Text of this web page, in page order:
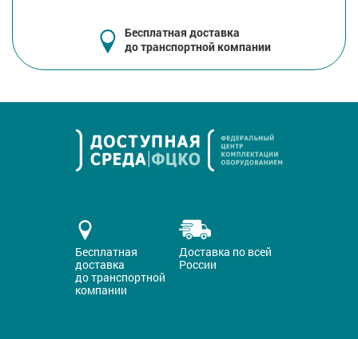
Бесплатная доставка
до транспортной компании
Бесплатная
доставка
до транспортной
компании
Доставка по всей
России